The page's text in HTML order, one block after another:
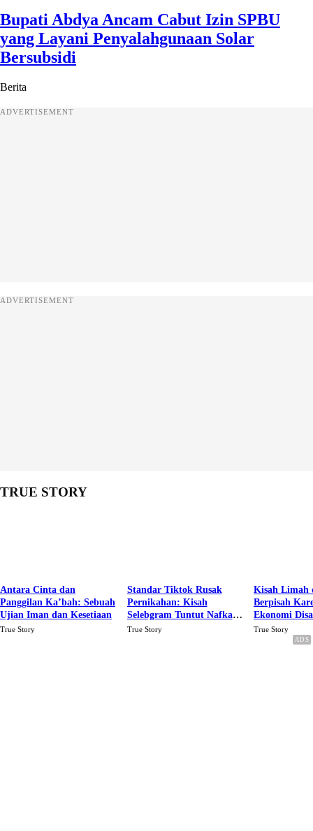
Bupati Abdya Ancam Cabut Izin SPBU
yang Layani Penyalahgunaan Solar
Bersubsidi
Berita
ADVERTISEMENT
ADVERTISEMENT
TRUE STORY
Antara Cinta dan
Panggilan Ka’bah: Sebuah
Ujian Iman dan Kesetiaan
True Story
Standar Tiktok Rusak
Pernikahan: Kisah
Selebgram Tuntut Nafkah
Rp.15 Juta Perbulan
True Story
Kisah Limah
Berpisah
Ekonomi
Karena Cinta
True Story